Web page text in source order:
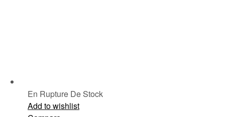
En Rupture De Stock
Add to wishlist